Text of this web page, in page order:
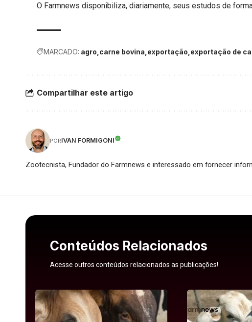
O Farmnews disponibiliza, diariamente, seus estudos de
MARCADO: agro carne bovina exportação exportação de
Compartilhar este artigo
PORIVAN FORMIGONI
Zootecnista, Fundador do Farmnews e interessado em fornecer
Conteúdos Relacionados
Acesse outros conteúdos relacionados as publicações!